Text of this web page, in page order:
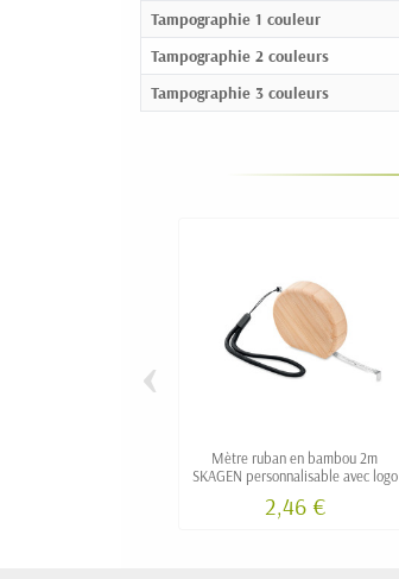
Tampographie 1 couleur
Tampographie 2 couleurs
Tampographie 3 couleurs
Mètre ruban en bambou 2m
SKAGEN personnalisable avec logo
2,46 €
‹